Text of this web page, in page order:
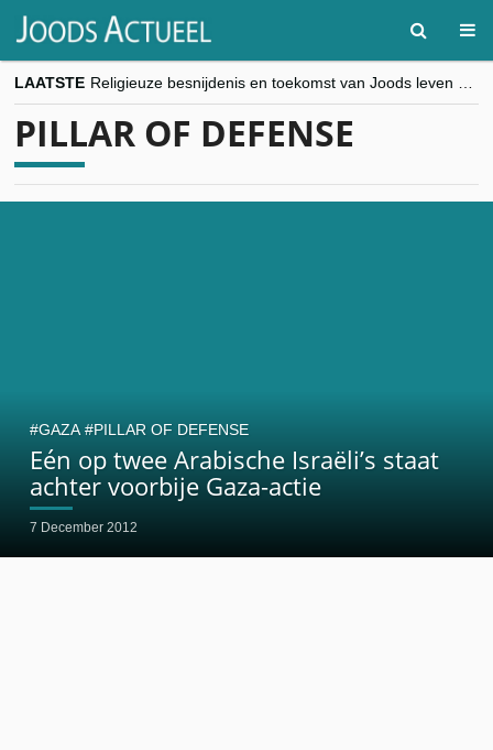
LAATSTE
“Besnijdenisdebat toont hoe moeilijk seculiere Westen minderheden begrijpt”, Jinnih Beels (Vooruit)
PILLAR OF DEFENSE
Eén op twee Arabische Israëli’s staat
achter voorbije Gaza-actie
7 December 2012
GAZA PILLAR OF DEFENSE